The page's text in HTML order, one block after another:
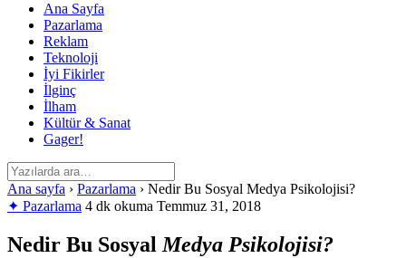
Ana Sayfa
Pazarlama
Reklam
Teknoloji
İyi Fikirler
İlginç
İlham
Kültür & Sanat
Gager!
Ana sayfa › Pazarlama › Nedir Bu Sosyal Medya Psikolojisi?
✦ Pazarlama 4 dk okuma Temmuz 31, 2018
Nedir Bu SosyalMedya Psikolojisi?